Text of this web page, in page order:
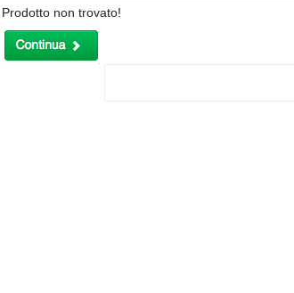
Prodotto non trovato!